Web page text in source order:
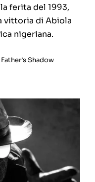
ferita del 1993,
vittoria di Abiola
nigeriana.
Shadow